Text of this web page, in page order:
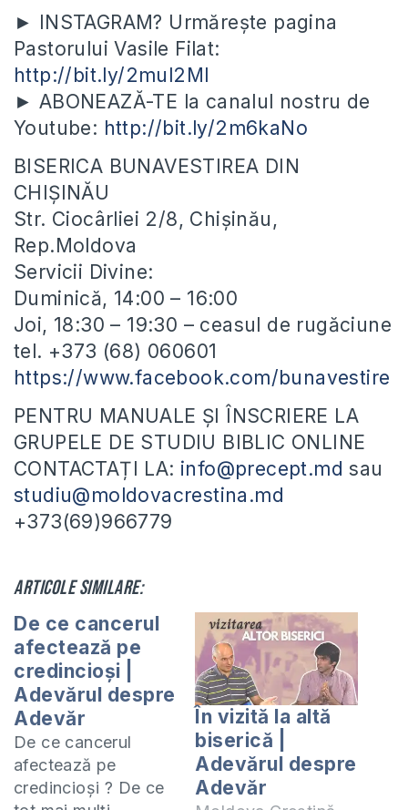
► INSTAGRAM? Urmărește pagina
Pastorului Vasile Filat:
http://bit.ly/2mul2Ml
► ABONEAZĂ-TE la canalul nostru de
Youtube: http://bit.ly/2m6kaNo
BISERICA BUNAVESTIREA DIN
CHIȘINĂU
Str. Ciocârliei 2/8, Chișinău,
Rep.Moldova
Servicii Divine:
Duminică, 14:00 – 16:00
Joi, 18:30 – 19:30 – ceasul de rugăciune
tel. +373 (68) 060601
https://www.facebook.com/bunavestire
PENTRU MANUALE ȘI ÎNSCRIERE LA
GRUPELE DE STUDIU BIBLIC ONLINE
CONTACTAȚI LA: info@precept.md sau
studiu@moldovacrestina.md
+373(69)966779
Articole similare:
De ce cancerul
afectează pe
credincioși |
Adevărul despre
Adevăr
De ce cancerul
afectează pe
credincioși ? De ce
În vizită la altă
biserică |
Adevărul despre
Adevăr